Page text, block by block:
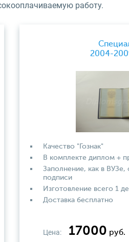
работу.
2004-
Качество "Гознак"
В комплекте диплом +
Заполнение, как в ВУЗе,
подписи
Изготовление всего 1
Доставка бесплатно
Цена: 17000 руб.